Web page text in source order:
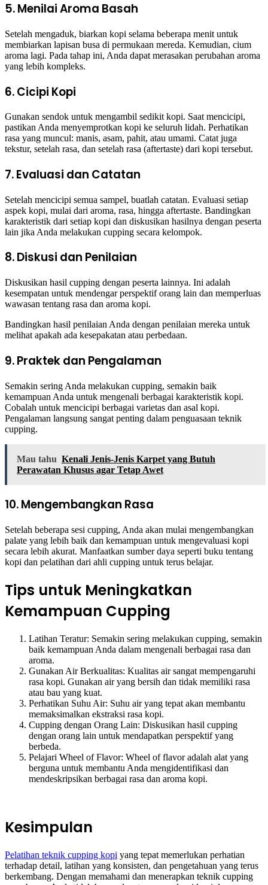
5. Menilai Aroma Basah
Setelah mengaduk, biarkan kopi selama beberapa menit untuk
membiarkan lapisan busa di permukaan mereda. Kemudian, cium
aroma lagi. Pada tahap ini, Anda dapat merasakan perubahan aroma
yang lebih kompleks.
6. Cicipi Kopi
Gunakan sendok untuk mengambil sedikit kopi. Saat mencicipi,
pastikan Anda menyemprotkan kopi ke seluruh lidah. Perhatikan
rasa yang muncul: manis, asam, pahit, atau umami. Catat juga
tekstur, setelah rasa, dan setelah rasa (aftertaste) dari kopi tersebut.
7. Evaluasi dan Catatan
Setelah mencicipi semua sampel, buatlah catatan. Evaluasi setiap
aspek kopi, mulai dari aroma, rasa, hingga aftertaste. Bandingkan
karakteristik dari setiap kopi dan diskusikan hasilnya dengan peserta
lain jika Anda melakukan cupping secara kelompok.
8. Diskusi dan Penilaian
Diskusikan hasil cupping dengan peserta lainnya. Ini adalah
kesempatan untuk mendengar perspektif orang lain dan memperluas
wawasan tentang rasa dan aroma kopi.
Bandingkan hasil penilaian Anda dengan penilaian mereka untuk
melihat apakah ada kesepakatan atau perbedaan.
9. Praktek dan Pengalaman
Semakin sering Anda melakukan cupping, semakin baik
kemampuan Anda untuk mengenali berbagai karakteristik kopi.
Cobalah untuk mencicipi berbagai varietas dan asal kopi.
Pengalaman langsung sangat penting dalam penguasaan teknik
cupping.
Mau tahu Kenali Jenis-Jenis Karpet yang Butuh
Perawatan Khusus agar Tetap Awet
10. Mengembangkan Rasa
Setelah beberapa sesi cupping, Anda akan mulai mengembangkan
palate yang lebih baik dan kemampuan untuk mengevaluasi kopi
secara lebih akurat. Manfaatkan sumber daya seperti buku tentang
kopi dan pelatihan dari ahli cupping untuk terus belajar.
Tips untuk Meningkatkan
Kemampuan Cupping
Latihan Teratur: Semakin sering melakukan cupping, semakin
baik kemampuan Anda dalam mengenali berbagai rasa dan
aroma.
Gunakan Air Berkualitas: Kualitas air sangat mempengaruhi
rasa kopi. Gunakan air yang bersih dan tidak memiliki rasa
atau bau yang kuat.
Perhatikan Suhu Air: Suhu air yang tepat akan membantu
memaksimalkan ekstraksi rasa kopi.
Cupping dengan Orang Lain: Diskusikan hasil cupping
dengan orang lain untuk mendapatkan perspektif yang
berbeda.
Pelajari Wheel of Flavor: Wheel of flavor adalah alat yang
berguna untuk membantu Anda mengidentifikasi dan
mendeskripsikan berbagai rasa dan aroma kopi.
Kesimpulan
Pelatihan teknik cupping kopi yang tepat memerlukan perhatian
terhadap detail, latihan yang konsisten, dan pengetahuan yang terus
berkembang. Dengan memahami dan menerapkan teknik cupping